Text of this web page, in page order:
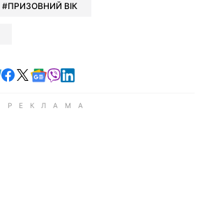
ПРИЗОВНИЙ ВІК
Читайте у Telegram
Читайте у Facebook
Читайте у X
Читайте у Google news
Читайте у Viber
Читайте у LinkedIn